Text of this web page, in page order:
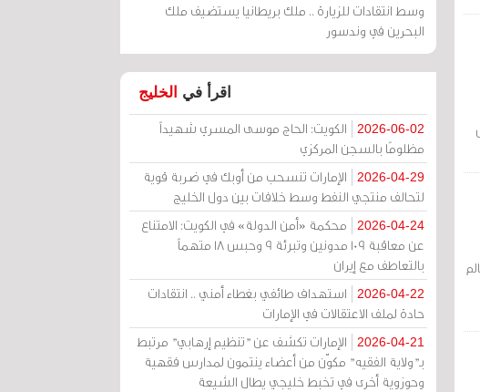
وسط انتقادات للزيارة .. ملك بريطانيا يستضيف ملك
البحرين في وندسور
اقرأ في الخليج
2026-06-02
الكويت: الحاج موسى المسري شهيداً
مظلومًا بالسجن المركزي
2026-04-29
الإمارات تنسحب من أوبك في ضربة قوية
لتحالف منتجي النفط وسط خلافات بين دول الخليج
2026-04-24
محكمة «أمن الدولة» في الكويت: الامتناع
عن معاقبة 109 مدونين وتبرئة 9 وحبس 18 متهماً
بالتعاطف مع إيران
2026-04-22
استهداف طائفي بغطاء أمني .. انتقادات
حادة لملف الاعتقالات في الإمارات
2026-04-21
الإمارات تكشف عن "تنظيم إرهابي" مرتبط
بـ"ولاية الفقيه" مكوّن من أعضاء ينتمون لمدارس فقهية
وحوزوية أخرى في تخبط خليجي يطال الشيعة